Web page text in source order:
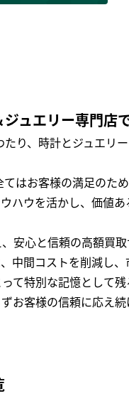
ュエリー専門店で
り、時計とジュエリ
はお客様の満足の
ハウを活かし、価値
安心と信頼の高額買
中間コストを削減し
て特別な記憶として
お客様の信頼に応え続